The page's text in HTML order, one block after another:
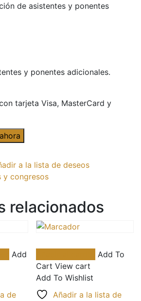
de asistentes y ponentes
y ponentes adicionales.
tarjeta Visa, MasterCard y
a la lista de deseos
y congresos
relacionados
producto
múltiples
variantes.
Add
de
Add To
Cart View cart
Add To Wishlist
Añadir a la lista de